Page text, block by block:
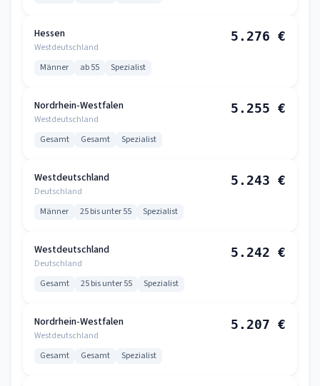
Hessen
Westdeutschland
5.276 €
Männer ab 55 Spezialist
Nordrhein-Westfalen
Westdeutschland
5.255 €
Gesamt Gesamt Spezialist
Westdeutschland
Deutschland
5.243 €
Männer 25 bis unter 55 Spezialist
Westdeutschland
Deutschland
5.242 €
Gesamt 25 bis unter 55 Spezialist
Nordrhein-Westfalen
Westdeutschland
5.207 €
Gesamt Gesamt Spezialist